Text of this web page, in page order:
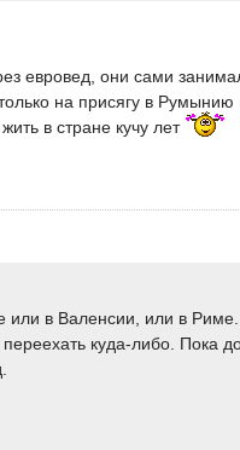
евровед, они сами
на присягу в Румынию
в стране кучу лет
или в Валенсии, или в Риме.
куда-либо. Пока